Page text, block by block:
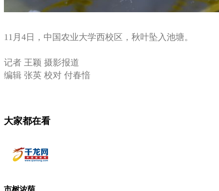
11月4日，中国农业大学西校区，秋叶坠入池塘。
记者 王颖 摄影报道
编辑 张英 校对 付春愔
大家都在看
市树浓荫